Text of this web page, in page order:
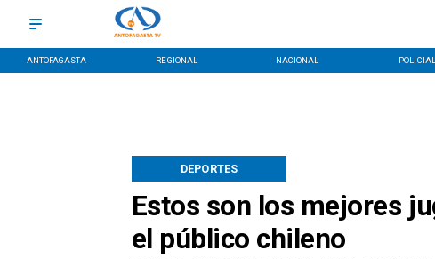
ANTOFAGASTA REGIONAL NACIONAL POLICIAL
Estos son los mejores
el público chileno
DEPORTES